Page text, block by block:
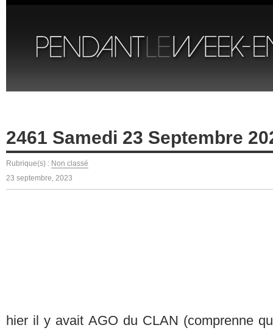
2461 Samedi 23 Septembre
Rubrique(s) : Non classé
23 septembre, 2023
hier il y avait AGO du CLAN (comprenne